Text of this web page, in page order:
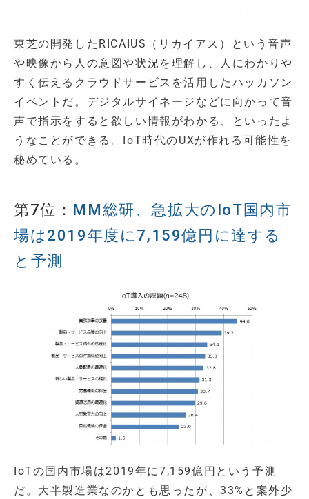
東芝の開発したRICAIUS（リカイアス）という音声
や映像から人の意図や状況を理解し、人にわかりや
すく伝えるクラウドサービスを活用したハッカソン
イベントだ。デジタルサイネージなどに向かって音
声で指示をすると欲しい情報がわかる、といったよ
うなことができる。IoT時代のUXが作れる可能性を
秘めている。
第7位： MM総研、急拡大のIoT国内市
場は2019年度に7,159億円に達する
と予測
IoTの国内市場は2019年に7,159億円という予測
だ。大半製造業なのかとも思ったが、33%と案外少